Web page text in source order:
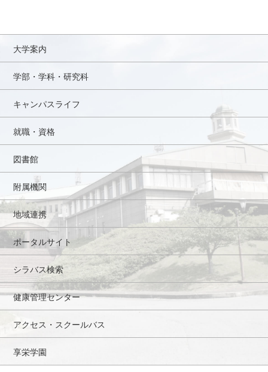
大学案内
学部・学科・研究科
キャンパスライフ
就職・資格
図書館
附属機関
地域連携
ポータルサイト
シラバス検索
健康管理センター
アクセス・スクールバス
享栄学園